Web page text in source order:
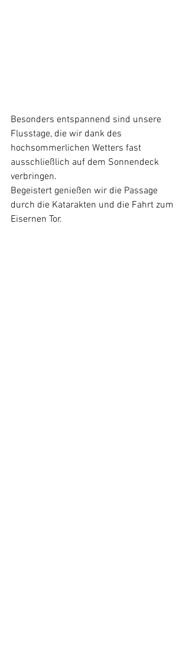
Besonders entspannend sind unsere
Flusstage, die wir dank des
hochsommerlichen Wetters fast
ausschließlich auf dem Sonnendeck
verbringen.
Begeistert genießen wir die Passage
durch die Katarakten und die Fahrt zum
Eisernen Tor.